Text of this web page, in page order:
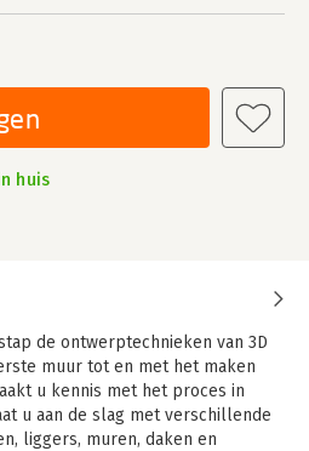
huis
de ontwerptechnieken van 3D
muur tot en met het maken
u kennis met het proces in
u aan de slag met verschillende
liggers, muren, daken en